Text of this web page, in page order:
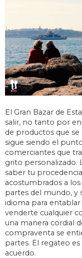
El Gran Bazar de
salir, no tanto por
de productos que
sigue siendo el
comerciantes que
grito personalizado.
saber tu
acostumbrados a
partes del mundo, y
idioma para
venderte cualquier
una manera cordial
compraventa se
partes. El regateo
acuerdo.